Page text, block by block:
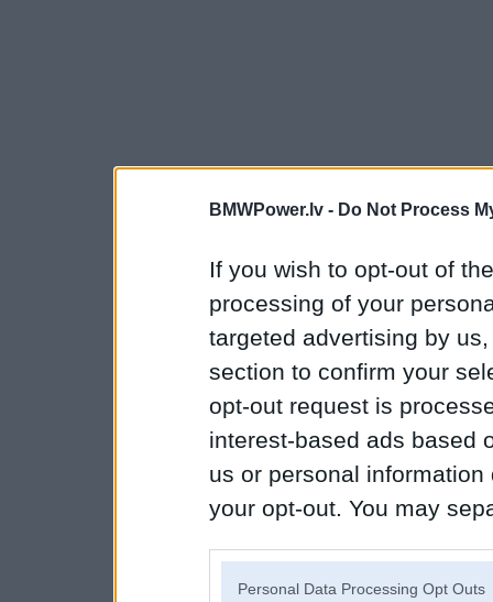
BMWPower.lv - Do Not Process
If you wish to opt-out of
processing of your
targeted advertising by
section to confirm your
opt-out request is
interest-based ads based
us or personal
your opt-out. You may
Personal Data Processing Opt Outs